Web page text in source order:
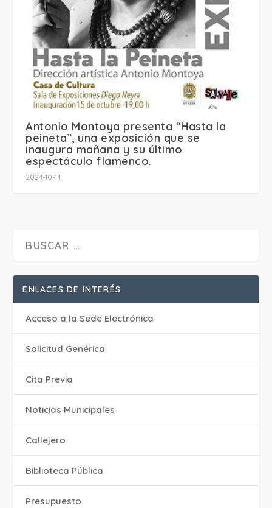
Antonio Montoya presenta “Hasta la
peineta”, una exposición que se
inaugura mañana y su último
espectáculo flamenco.
2024-10-14
ENLACES DE INTERÉS
Acceso a la Sede Electrónica
Solicitud Genérica
Cita Previa
‎Noticias Municipales
Callejero
Biblioteca Pública
Presupuesto